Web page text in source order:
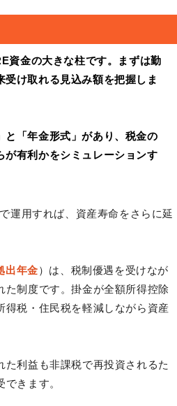
資金の大きな柱です。まずは勤
け取れる見込み額を把握しま
と「年金形式」があり、税金の
が有利かをシミュレーションす
運用すれば、資産寿命をさらに延
出年金）は、税制優遇を受けなが
た制度です。掛金が全額所得控除
得税・住民税を軽減しながら資産
た利益も非課税で再投資されるた
きます。